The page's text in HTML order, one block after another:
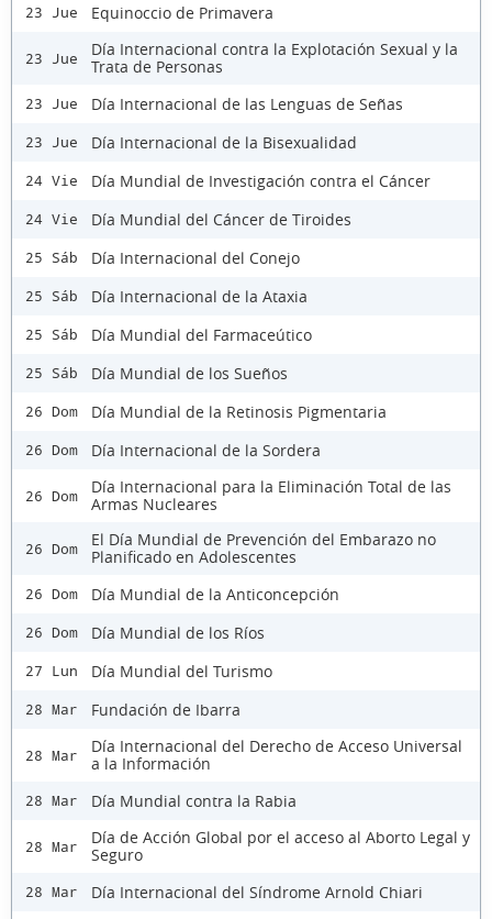
23 Jue Equinoccio de Primavera
23 Jue
Día Internacional contra la Explotación Sexual y la
Trata de Personas
23 Jue Día Internacional de las Lenguas de Señas
23 Jue Día Internacional de la Bisexualidad
24 Vie Día Mundial de Investigación contra el Cáncer
24 Vie Día Mundial del Cáncer de Tiroides
25 Sáb Día Internacional del Conejo
25 Sáb Día Internacional de la Ataxia
25 Sáb Día Mundial del Farmaceútico
25 Sáb Día Mundial de los Sueños
26 Dom Día Mundial de la Retinosis Pigmentaria
26 Dom Día Internacional de la Sordera
26 Dom
Día Internacional para la Eliminación Total de las
Armas Nucleares
26 Dom
El Día Mundial de Prevención del Embarazo no
Planificado en Adolescentes
26 Dom Día Mundial de la Anticoncepción
26 Dom Día Mundial de los Ríos
27 Lun Día Mundial del Turismo
28 Mar Fundación de Ibarra
28 Mar
Día Internacional del Derecho de Acceso Universal
a la Información
28 Mar Día Mundial contra la Rabia
28 Mar
Día de Acción Global por el acceso al Aborto Legal y
Seguro
28 Mar Día Internacional del Síndrome Arnold Chiari